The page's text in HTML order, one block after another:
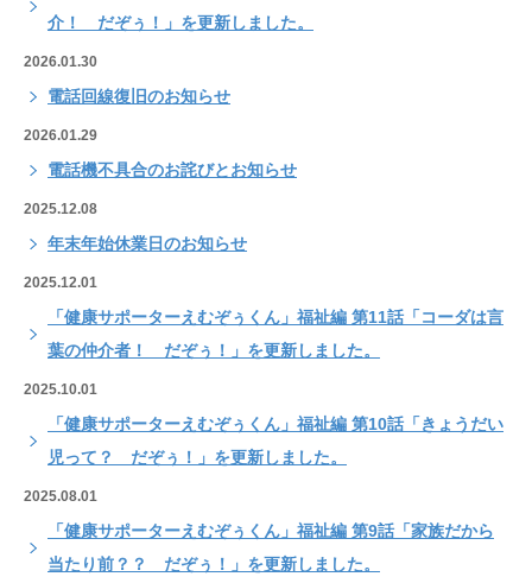
介！ だぞぅ！」を更新しました。
2026.01.30
電話回線復旧のお知らせ
2026.01.29
電話機不具合のお詫びとお知らせ
2025.12.08
年末年始休業日のお知らせ
2025.12.01
「健康サポーターえむぞぅくん」福祉編 第11話「コーダは言
葉の仲介者！ だぞぅ！」を更新しました。
2025.10.01
「健康サポーターえむぞぅくん」福祉編 第10話「きょうだい
児って？ だぞぅ！」を更新しました。
2025.08.01
「健康サポーターえむぞぅくん」福祉編 第9話「家族だから
当たり前？？ だぞぅ！」を更新しました。